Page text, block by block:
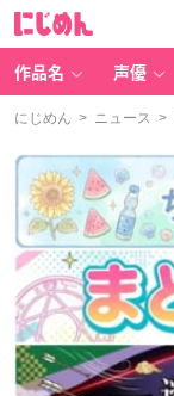
作品名 声優
にじめん > ニュース >